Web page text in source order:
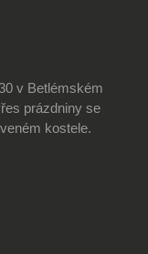
v Betlémském
prázdniny se
kostele.